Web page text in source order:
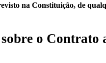
na Constituição, de
o Contrato